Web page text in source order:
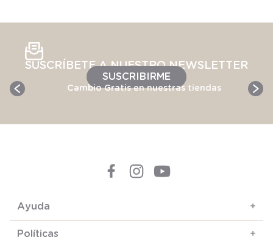
SUSCRÍBETE A NUESTRO NEWSLETTER
SUSCRIBIRME
Cambio Gratis en nuestras tiendas
Ayuda +
Políticas +